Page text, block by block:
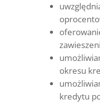
okresu
kredytu